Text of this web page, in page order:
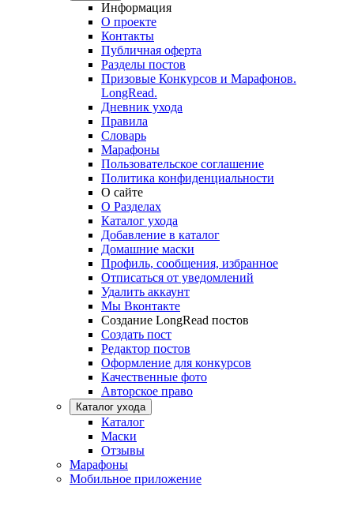
Информация
О проекте
Контакты
Публичная оферта
Разделы постов
Призовые Конкурсов и Марафонов.
LongRead.
Дневник ухода
Правила
Словарь
Марафоны
Пользовательское соглашение
Политика конфиденциальности
О сайте
О Разделах
Каталог ухода
Добавление в каталог
Домашние маски
Профиль, сообщения, избранное
Отписаться от уведомлений
Удалить аккаунт
Мы Вконтакте
Создание LongRead постов
Создать пост
Редактор постов
Оформление для конкурсов
Качественные фото
Авторское право
Каталог ухода
Каталог
Маски
Отзывы
Марафоны
Мобильное приложение